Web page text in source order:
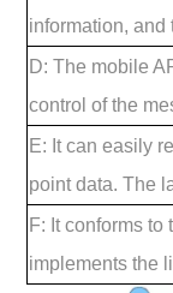
information,
D: The mobile
control of the
E: It can easily
point data. The
F: It conforms
implements the